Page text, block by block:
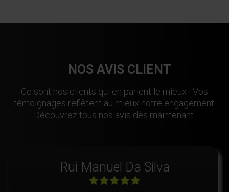
NOS AVIS CLIENT
Ce sont nos clients qui en parlent le mieux ! Vos
témoignages reflètent au mieux notre engagement.
Découvrez tous nos avis dès maintenant.
Rui Manuel Da Silva